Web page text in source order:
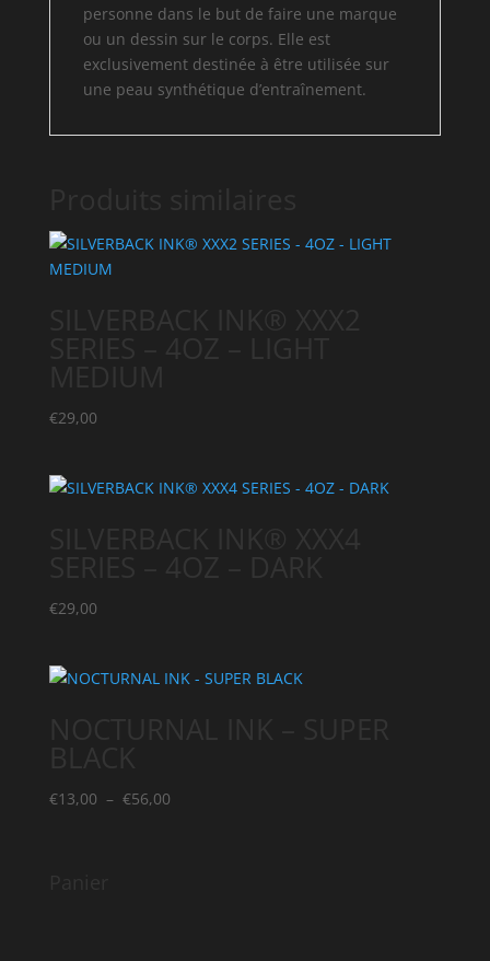
personne dans le but de faire une marque
ou un dessin sur le corps. Elle est
exclusivement destinée à être utilisée sur
une peau synthétique d’entraînement.
€29,00
€29,00
€13,00 – €56,00Plage